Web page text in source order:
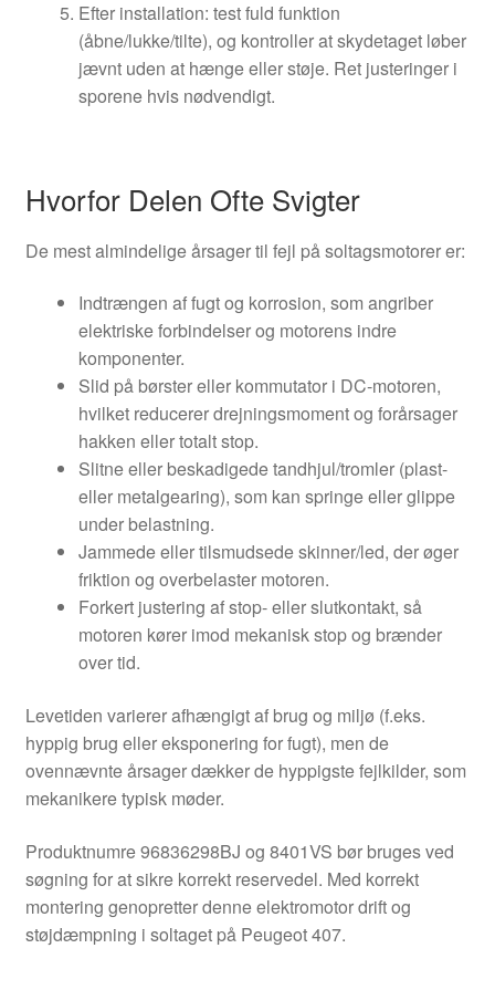
Efter installation: test fuld funktion
(åbne/lukke/tilte), og kontroller at skydetaget løber
jævnt uden at hænge eller støje. Ret justeringer i
sporene hvis nødvendigt.
Hvorfor Delen Ofte Svigter
De mest almindelige årsager til fejl på soltagsmotorer er:
Indtrængen af fugt og korrosion, som angriber
elektriske forbindelser og motorens indre
komponenter.
Slid på børster eller kommutator i DC-motoren,
hvilket reducerer drejningsmoment og forårsager
hakken eller totalt stop.
Slitne eller beskadigede tandhjul/tromler (plast-
eller metalgearing), som kan springe eller glippe
under belastning.
Jammede eller tilsmudsede skinner/led, der øger
friktion og overbelaster motoren.
Forkert justering af stop- eller slutkontakt, så
motoren kører imod mekanisk stop og brænder
over tid.
Levetiden varierer afhængigt af brug og miljø (f.eks.
hyppig brug eller eksponering for fugt), men de
ovennævnte årsager dækker de hyppigste fejlkilder, som
mekanikere typisk møder.
Produktnumre 96836298BJ og 8401VS bør bruges ved
søgning for at sikre korrekt reservedel. Med korrekt
montering genopretter denne elektromotor drift og
støjdæmpning i soltaget på Peugeot 407.